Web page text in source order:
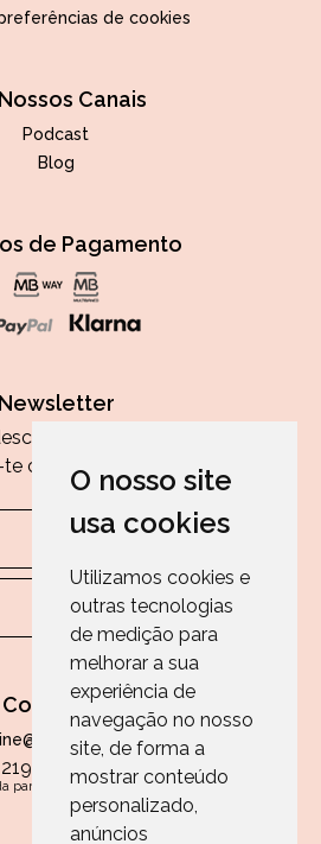
O nosso site
usa cookies
Utilizamos cookies e
outras tecnologias
de medição para
melhorar a sua
experiência de
navegação no nosso
site, de forma a
mostrar conteúdo
personalizado,
anúncios
de cookies
Canais
Podcast
Blog
de Pagamento
Newsletter
exclusivos e
com as nossas dicas.
ENVIAR
Contactos
219 862 836
para a rede fixa nacional)
Loja